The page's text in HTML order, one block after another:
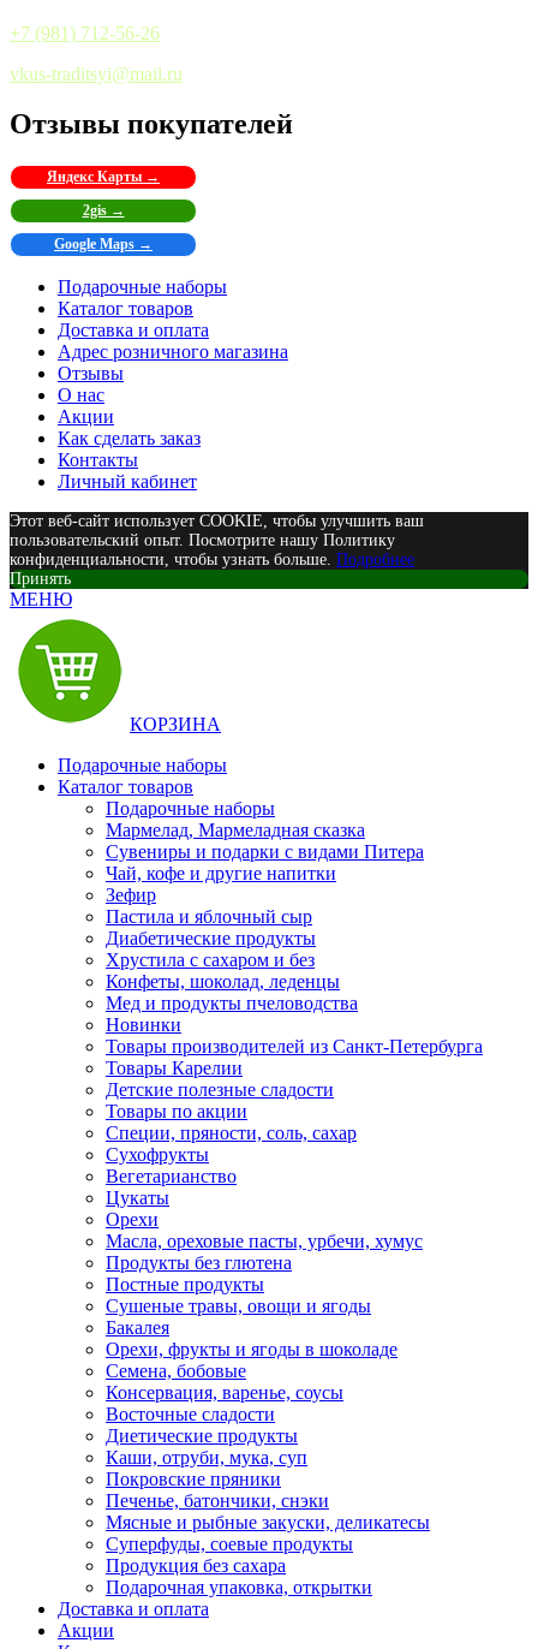
+7 (981) 712-56-26
vkus-traditsyi@mail.ru
Отзывы покупателей
Яндекс Карты →
2gis →
Google Maps →
Подарочные наборы
Каталог товаров
Доставка и оплата
Адрес розничного магазина
Отзывы
О нас
Акции
Как сделать заказ
Контакты
Личный кабинет
Этот веб-сайт использует COOKIE, чтобы улучшить ваш
пользовательский опыт. Посмотрите нашу Политику
конфиденциальности, чтобы узнать больше. Подробнее
Принять
МЕНЮ
КОРЗИНА
Подарочные наборы
Каталог товаров
Подарочные наборы
Мармелад, Мармеладная сказка
Сувениры и подарки с видами Питера
Чай, кофе и другие напитки
Зефир
Пастила и яблочный сыр
Диабетические продукты
Хрустила с сахаром и без
Конфеты, шоколад, леденцы
Мед и продукты пчеловодства
Новинки
Товары производителей из Санкт-Петербурга
Товары Карелии
Детские полезные сладости
Товары по акции
Специи, пряности, соль, сахар
Сухофрукты
Вегетарианство
Цукаты
Орехи
Масла, ореховые пасты, урбечи, хумус
Продукты без глютена
Постные продукты
Сушеные травы, овощи и ягоды
Бакалея
Орехи, фрукты и ягоды в шоколаде
Семена, бобовые
Консервация, варенье, соусы
Восточные сладости
Диетические продукты
Каши, отруби, мука, суп
Покровские пряники
Печенье, батончики, снэки
Мясные и рыбные закуски, деликатесы
Суперфуды, соевые продукты
Продукция без сахара
Подарочная упаковка, открытки
Доставка и оплата
Акции